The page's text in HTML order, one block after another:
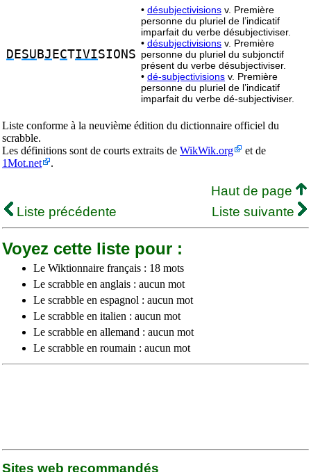
D ESU BJ ECTIVISIONS
• désubjectivisions v. Première
personne du pluriel de l’indicatif
imparfait du verbe désubjectiviser.
• désubjectivisions v. Première
personne du pluriel du subjonctif
présent du verbe désubjectiviser.
• dé-subjectivisions v. Première
personne du pluriel de l’indicatif
imparfait du verbe dé-subjectiviser.
Liste conforme à la neuvième édition du dictionnaire officiel du
scrabble.
Les définitions sont de courts extraits de WikWik.org
et de
1Mot.net
.
Haut de page
Liste précédente
Liste suivante
Voyez cette liste pour :
Le Wiktionnaire français : 18 mots
Le scrabble en anglais : aucun mot
Le scrabble en espagnol : aucun mot
Le scrabble en italien : aucun mot
Le scrabble en allemand : aucun mot
Le scrabble en roumain : aucun mot
Sites web recommandés